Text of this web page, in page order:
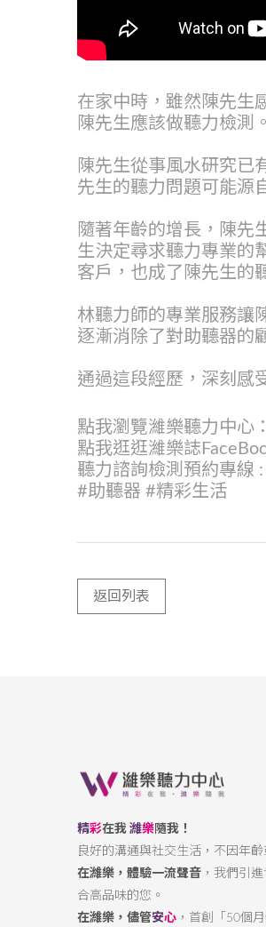
在家中時，雖然陳先生
陳先生應該做聽力檢測。
陳先生從事風水研究已
先生的聽力問題可能源
隨著年齡的增長，陳先
生決定尋求聽力專業的
客戶，也成了陳先生的
林聽力師的專業服務讓
逐漸消除了對助聽器的
通過這段經歷，深刻感
點我瀏覽濰樂聽力中心
點我逛逛濰樂誌
聽力諮詢檢測預約專線
#助聽器 #精彩生活
返回列表
精彩在我 濰樂隨我！
良好的溝通與社交生活，不因年齡
在濰樂，體驗一流聲音 ，我們引
合高品味的您。
在濰樂，儘管安心 ，首創「50個